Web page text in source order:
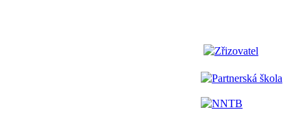
Zřizovatel
Partnerská škola
NNTB